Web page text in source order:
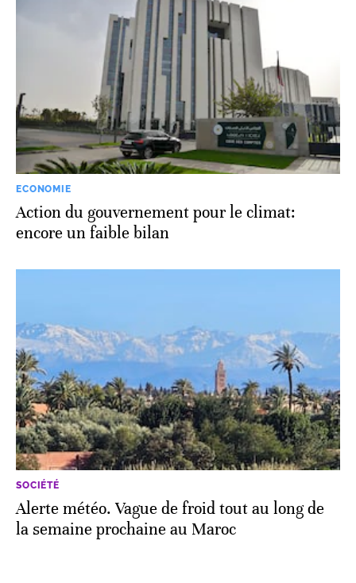
ECONOMIE
Action du gouvernement pour le climat:
encore un faible bilan
SOCIÉTÉ
Alerte météo. Vague de froid tout au long de
la semaine prochaine au Maroc